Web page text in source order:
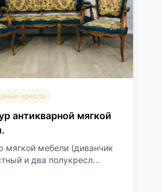
кресла
антикварной мягкой
мягкой мебели (диванчик
и два полукресл...